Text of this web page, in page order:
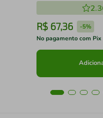
R$ 67,36 -5%
No pagamento com Pix